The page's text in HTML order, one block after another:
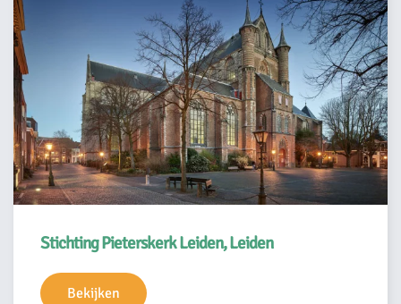
Stichting Pieterskerk Leiden, Leiden
Bekijken